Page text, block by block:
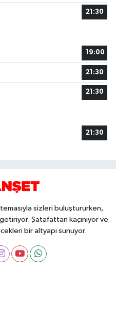
21:30
19:00
21:30
21:30
21:30
sizleri buluştururken,
Şatafattan kaçınıyor ve
bir altyapı sunuyor.